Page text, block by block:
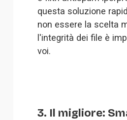
questa soluzione
non essere la scelta
l'integrità dei file è
voi.
3. Il migliore: